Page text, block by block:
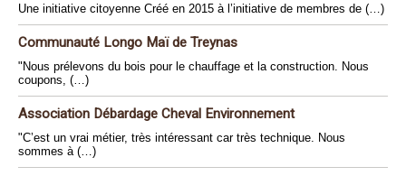
Une initiative citoyenne Créé en 2015 à l’initiative de membres de (…)
Communauté Longo Maï de Treynas
"Nous prélevons du bois pour le chauffage et la construction. Nous
coupons, (…)
Association Débardage Cheval Environnement
"C’est un vrai métier, très intéressant car très technique. Nous
sommes à (…)